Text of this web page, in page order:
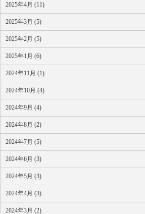
2025年4月 (11)
2025年3月 (5)
2025年2月 (5)
2025年1月 (6)
2024年11月 (1)
2024年10月 (4)
2024年9月 (4)
2024年8月 (2)
2024年7月 (5)
2024年6月 (3)
2024年5月 (3)
2024年4月 (3)
2024年3月 (2)